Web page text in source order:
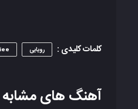
کلمات کلیدی : رویایی
آهنگ های مشابه